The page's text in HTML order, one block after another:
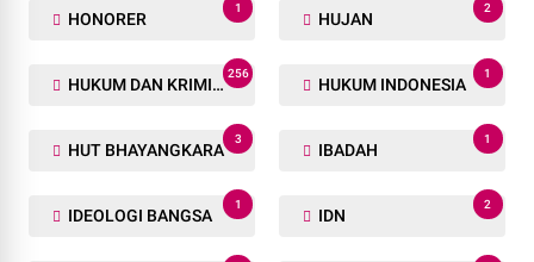
HONORER
1
HUJAN
2
HUKUM DAN KRIMINAL
256
HUKUM INDONESIA
1
HUT BHAYANGKARA
3
IBADAH
1
IDEOLOGI BANGSA
1
IDN
2